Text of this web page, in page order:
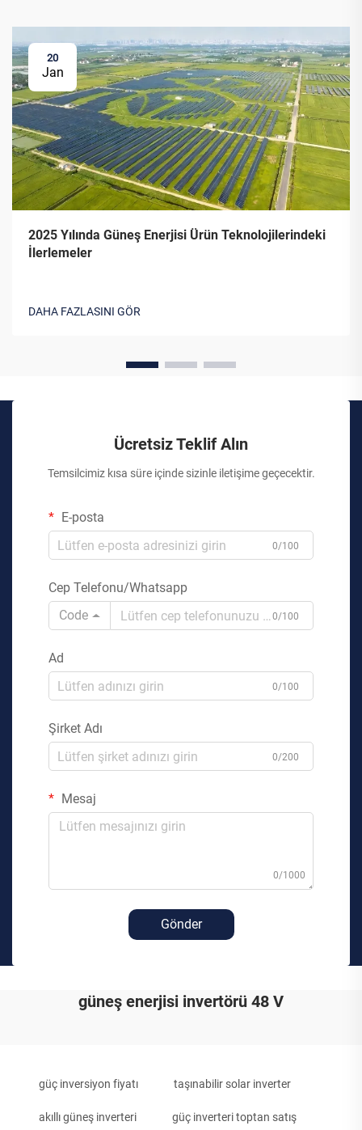
20
Jan
2025 Yılında Güneş Enerjisi Ürün Teknolojilerindeki
İlerlemeler
DAHA FAZLASINI GÖR
Ücretsiz Teklif Alın
Temsilcimiz kısa süre içinde sizinle iletişime geçecektir.
E-posta
0/100
Cep Telefonu/Whatsapp
Code
0/100
Ad
0/100
Şirket Adı
0/200
Mesaj
0/1000
Gönder
güneş enerjisi invertörü 48 V
güç inversiyon fiyatı taşınabilir solar inverter
akıllı güneş inverteri güç inverteri toptan satış